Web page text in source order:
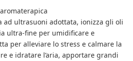
ad ultrasuoni adottata, ionizza gli oli
ultra-fine per umidificare e
per alleviare lo stress e calmare la
e idratare l’aria, apportare grandi